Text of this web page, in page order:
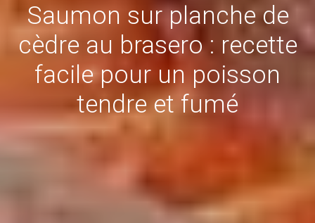
Saumon sur planche de
cèdre au brasero : recette
facile pour un poisson
tendre et fumé